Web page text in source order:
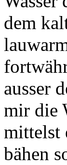
dem
ausser
mir die
mittelst
bähen